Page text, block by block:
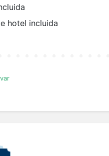
hotel incluida